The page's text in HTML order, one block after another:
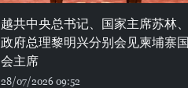
越共中央总书记、国家主席苏林、
政府总理黎明兴分别会见柬埔寨国
会主席
28/07/2026 09:52